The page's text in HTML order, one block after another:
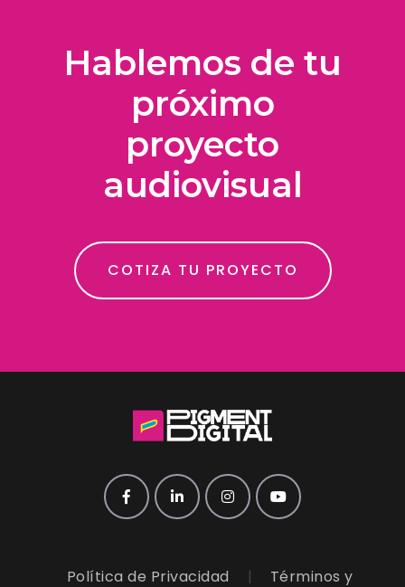
Hablemos de tu
próximo
proyecto
audiovisual
COTIZA TU PROYECTO
Política de Privacidad | Términos y